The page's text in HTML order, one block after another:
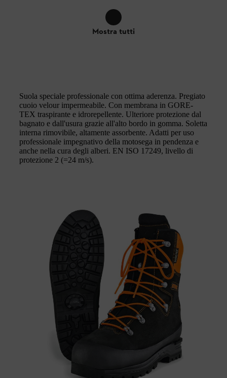
Mostra tutti
Suola speciale professionale con ottima aderenza. Pregiato
cuoio velour impermeabile. Con membrana in GORE-
TEX traspirante e idrorepellente. Ulteriore protezione dal
bagnato e dall'usura grazie all'alto bordo in gomma. Soletta
interna rimovibile, altamente assorbente. Adatti per uso
professionale impegnativo della motosega in pendenza e
anche nella cura degli alberi. EN ISO 17249, livello di
protezione 2 (=24 m/s).